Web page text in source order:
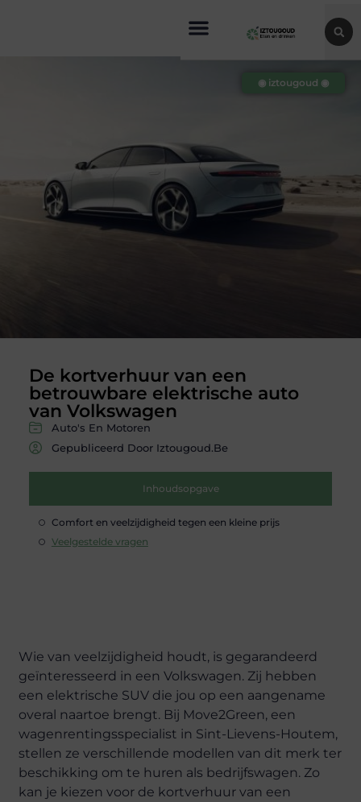
De kortverhuur van een
betrouwbare elektrische auto
van Volkswagen
Auto's En Motoren
Gepubliceerd Door Iztougoud.be
Inhoudsopgave
Comfort en veelzijdigheid tegen een kleine prijs
Veelgestelde vragen
◉ iztougoud ◉
Wie van veelzijdigheid houdt, is gegarandeerd
geïnteresseerd in een Volkswagen. Zij hebben
een elektrische SUV die jou op een aangename
overal naartoe brengt. Bij Move2Green, een
wagenrentingsspecialist in Sint-Lievens-Houtem,
stellen ze verschillende modellen van dit merk ter
beschikking om te huren als bedrijfswagen. Zo
kan je kiezen voor de kortverhuur van een